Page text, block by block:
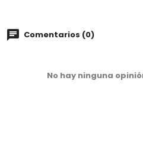
Comentarios (0)
No hay ninguna